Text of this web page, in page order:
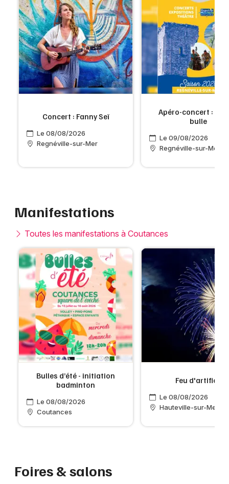
Concert : Fanny Seï
Le 08/08/2026
Regnéville-sur-Mer
Apéro-concert :
bulle
Le 09/08/2026
Regnéville-sur-Mer
Manifestations
Toutes les manifestations à Coutances
Bulles d’été - initiation
badminton
Le 08/08/2026
Coutances
Feu d'artifice
Le 08/08/2026
Hauteville-sur-Mer
Foires & salons